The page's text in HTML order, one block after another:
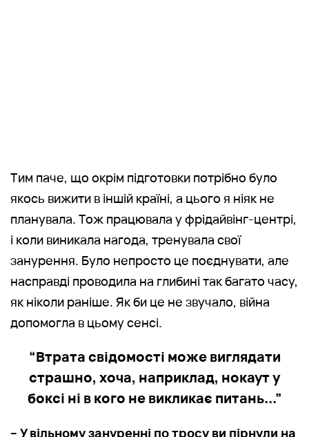
Тим паче, що окрім підготовки потрібно було
якось вижити в іншій країні, а цього я ніяк не
планувала. Тож працювала у фрідайвінг-центрі,
і коли виникала нагода, тренувала свої
занурення. Було непросто це поєднувати, але
насправді проводила на глибині так багато часу,
як ніколи раніше. Як би це не звучало, війна
допомогла в цьому сенсі.
“Втрата свідомості може виглядати
страшно, хоча, наприклад, нокаут у
боксі ні в кого не викликає питань...”
– У вільному зануренні по тросу ви пірнули на